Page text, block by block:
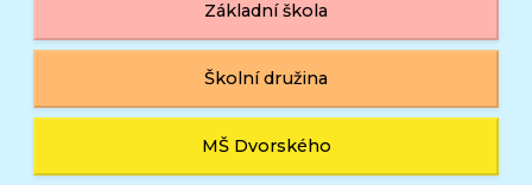
Základní škola
Školní družina
MŠ Dvorského